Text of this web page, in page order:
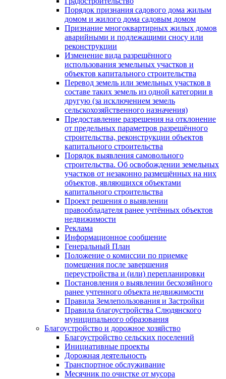
Порядок признания садового дома жилым
домом и жилого дома садовым домом
Признание многоквартирных жилых домов
аварийными и подлежащими сносу или
реконструкции
Изменение вида разрешённого
использования земельных участков и
объектов капитального строительства
Перевод земель или земельных участков в
составе таких земель из одной категории в
другую (за исключением земель
сельскохозяйственного назначения)
Предоставление разрешения на отклонение
от предельных параметров разрешённого
строительства, реконструкции объектов
капитального строительства
Порядок выявления самовольного
строительства. Об освобождении земельных
участков от незаконно размещённых на них
объектов, являющихся объектами
капитального строительства
Проект решения о выявлении
правообладателя ранее учтённых объектов
недвижимости
Реклама
Информационное сообщение
Генеральный План
Положение о комиссии по приемке
помещения после завершения
переустройства и (или) перепланировки
Постановления о выявлении бесхозяйного
ранее учтенного объекта недвижимости
Правила Землепользования и Застройки
Правила благоустройства Слюдянского
муниципального образования
Благоустройство и дорожное хозяйство
Благоустройство сельских поселений
Инициативные проекты
Дорожная деятельность
Транспортное обслуживание
Месячник по очистке от мусора